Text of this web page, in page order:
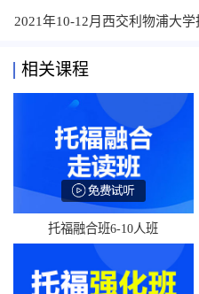
相关课程
托福融合班6-10人班